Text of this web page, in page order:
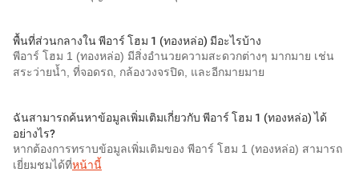
พื้นที่ส่วนกลางใน พีอาร์ โฮม 1 (ทองหล่อ) มีอะไรบ้าง
พีอาร์ โฮม 1 (ทองหล่อ) มีสิ่งอำนวยความสะดวกต่างๆ มากมาย เช่น
สระว่ายน้ำ, ที่จอดรถ, กล้องวงจรปิด, และอีกมายมาย
ฉันสามารถค้นหาข้อมูลเพิ่มเติมเกี่ยวกับ พีอาร์ โฮม 1 (ทองหล่อ) ได้
อย่างไร?
หากต้องการทราบข้อมูลเพิ่มเติมของ พีอาร์ โฮม 1 (ทองหล่อ) สามารถ
เยี่ยมชมได้ที่หน้านี้